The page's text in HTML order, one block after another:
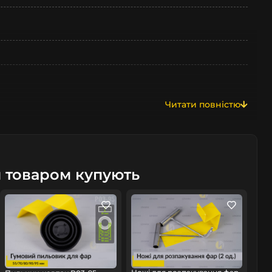
Читати повністю
купують